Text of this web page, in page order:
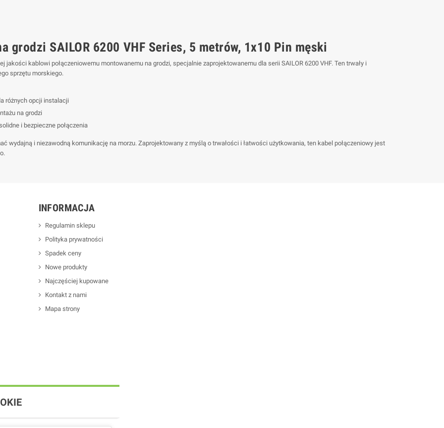
grodzi SAILOR 6200 VHF Series, 5 metrów, 1x10 Pin męski
kablowi połączeniowemu montowanemu na grodzi, specjalnie zaprojektowanemu dla serii SAILOR 6200 VHF. Ten trwały i
sprzętu morskiego.
różnych opcji instalacji
na grodzi
i bezpieczne połączenia
wydajną i niezawodną komunikację na morzu. Zaprojektowany z myślą o trwałości i łatwości użytkowania, ten kabel połączeniowy jest
INFORMACJA
Regulamin sklepu
Polityka prywatności
Spadek ceny
Nowe produkty
Najczęściej kupowane
Kontakt z nami
Mapa strony